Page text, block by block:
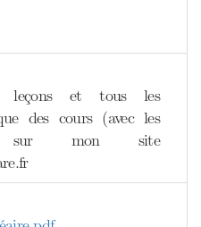
leçons et tous les
des cours (avec les
sur mon site